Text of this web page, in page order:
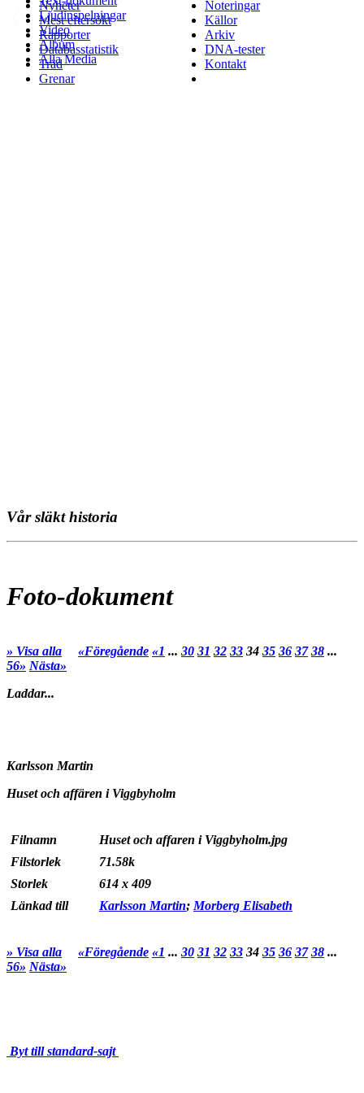
Ljudinspelningar
Video
Album
Alla Media
Nyheter
Mest eftersökt
Rapporter
Databasstatistik
Träd
Grenar
Noteringar
Källor
Arkiv
DNA-tester
Kontakt
Vår släkt historia
Foto-dokument
» Visa alla «Föregående «1 ... 30 31 32 33 34 35 36 37 38 ...
56» Nästa»
Laddar...
Karlsson Martin
Huset och affären i Viggbyholm
Filnamn
Huset och affaren i Viggbyholm.jpg
Filstorlek
71.58k
Storlek
614 x 409
Länkad till
Karlsson Martin; Morberg Elisabeth
» Visa alla «Föregående «1 ... 30 31 32 33 34 35 36 37 38 ...
56» Nästa»
Byt till standard-sajt